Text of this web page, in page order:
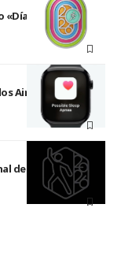
Mundial del
AirPods llegan a
de la Danza 2026